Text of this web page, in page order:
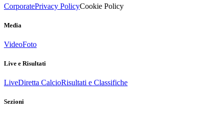
CorporatePrivacy PolicyCookie Policy
Media
VideoFoto
Live e Risultati
LiveDiretta CalcioRisultati e Classifiche
Sezioni